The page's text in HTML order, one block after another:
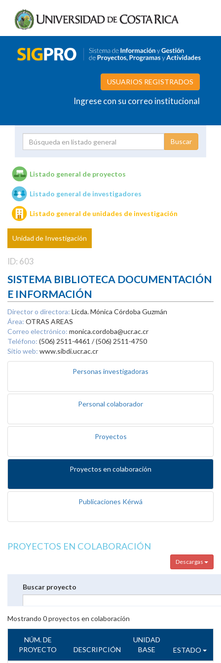
USUARIOS REGISTRADOS
Ingrese con su correo institucional
Unidades de investigación
Listado general de proyectos
Listado general de investigadores
Listado general de unidades de investigación
Unidad de Investigación
ID: 603
SISTEMA BIBLIOTECA DOCUMENTACIÓN
E INFORMACIÓN
Director o directora: Licda. Mónica Córdoba Guzmán
Área: OTRAS AREAS
Correo electrónico: monica.cordoba@ucr.ac.cr
Teléfono: (506) 2511-4461 / (506) 2511-4750
Sitio web: www.sibdi.ucr.ac.cr
Personas investigadoras
Personal colaborador
Proyectos
Proyectos en colaboración
Publicaciones Kérwá
PROYECTOS EN COLABORACIÓN
Descargas
Buscar proyecto
Mostrando 0proyectos en colaboración
NÚM. DE
PROYECTO
DESCRIPCIÓN
UNIDAD
BASE
ESTADO